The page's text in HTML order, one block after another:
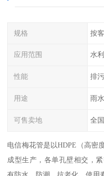
规格 按
应用范围 水
性能 排
用途 雨
可售卖地 全国
电信梅花管是以HDPE（高密
成型生产，各单孔壁相交，
有防水、防潮、抗老化、使用